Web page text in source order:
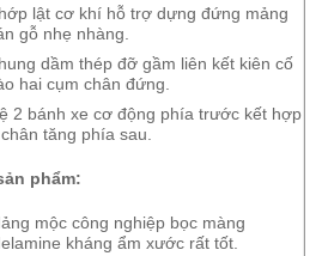
lật cơ khí hỗ trợ dựng đứng mảng
gỗ nhẹ nhàng.
dầm thép đỡ gầm liên kết kiên cố
hai cụm chân đứng.
2 bánh xe cơ động phía trước kết hợp
tăng phía sau.
phẩm:
mộc công nghiệp bọc màng
kháng ẩm xước rất tốt.